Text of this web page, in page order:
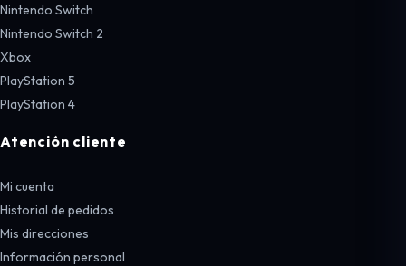
Nintendo Switch
Nintendo Switch 2
Xbox
PlayStation 5
PlayStation 4
Atención cliente
Mi cuenta
Historial de pedidos
Mis direcciones
Información personal